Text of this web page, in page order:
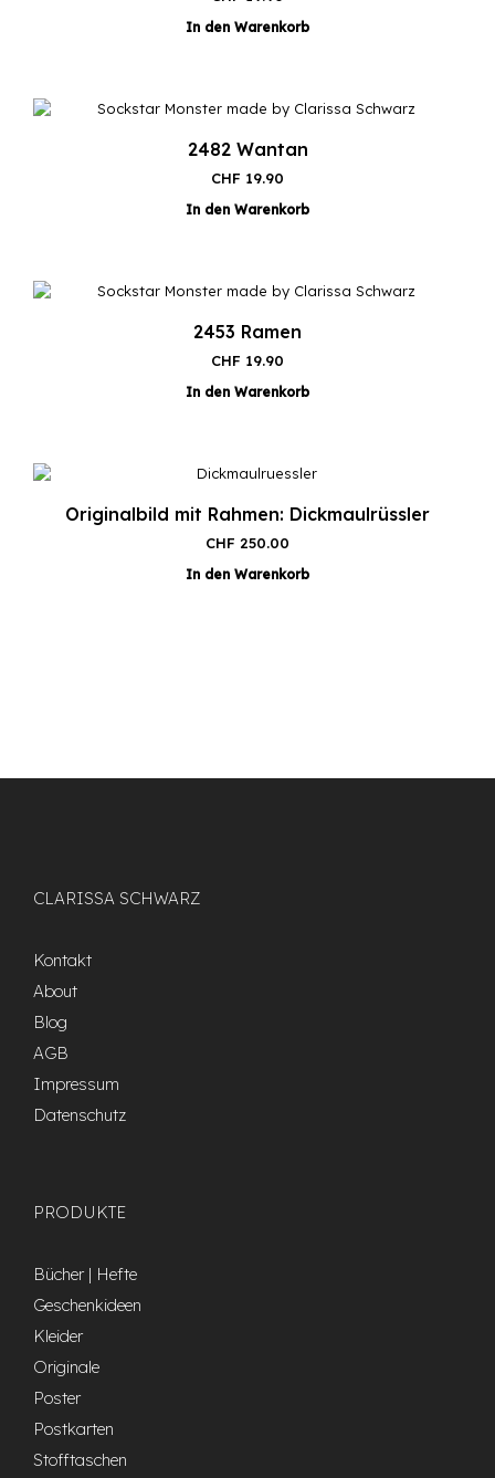
In den Warenkorb
2482 Wantan
CHF 19.90
In den Warenkorb
2453 Ramen
CHF 19.90
In den Warenkorb
Originalbild mit Rahmen: Dickmaulrüssler
CHF 250.00
In den Warenkorb
CLARISSA SCHWARZ
Kontakt
About
Blog
AGB
Impressum
Datenschutz
PRODUKTE
Bücher | Hefte
Geschenkideen
Kleider
Originale
Poster
Postkarten
Stofftaschen